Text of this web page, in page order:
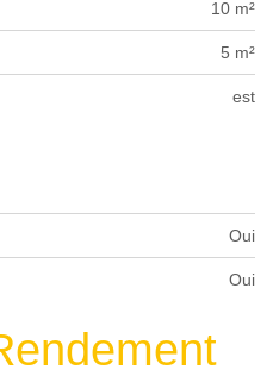
10 m²
5 m²
est
Oui
Oui